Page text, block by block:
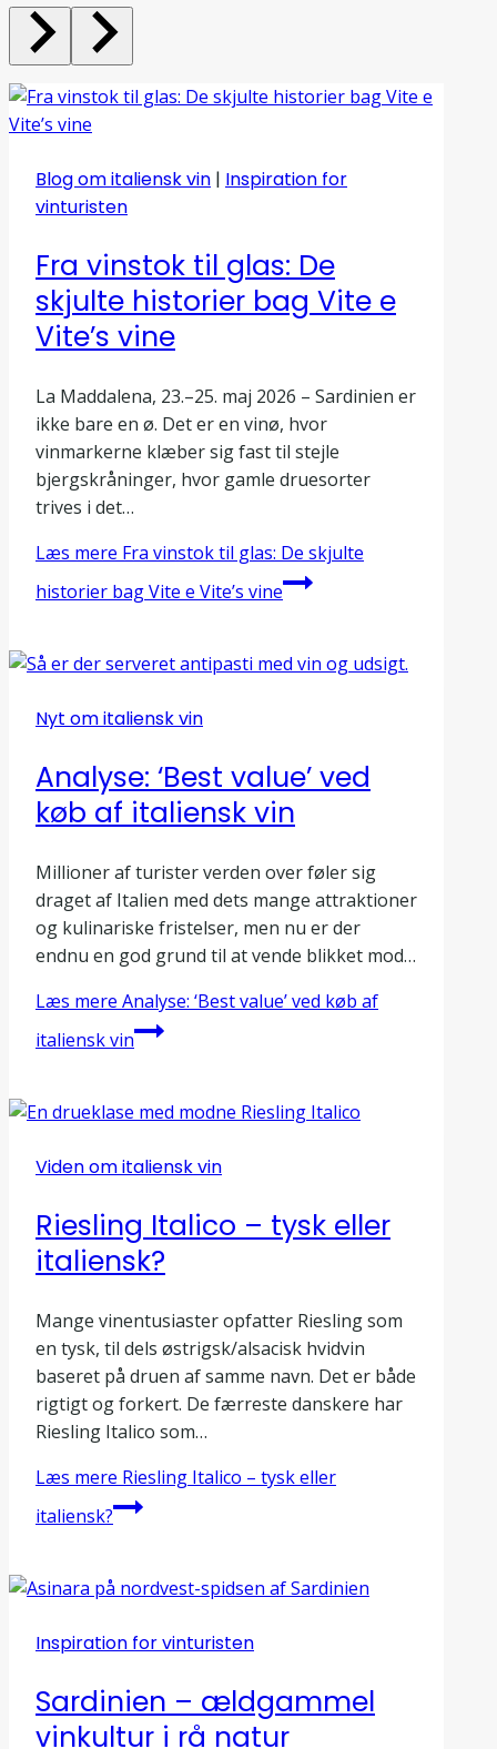
Blog om italiensk vin | Inspiration for
vinturisten
Fra vinstok til glas: De
skjulte historier bag Vite e
Vite’s vine
La Maddalena, 23.–25. maj 2026 – Sardinien er
ikke bare en ø. Det er en vinø, hvor
vinmarkerne klæber sig fast til stejle
bjergskråninger, hvor gamle druesorter
trives i det…
Læs mere Fra vinstok til glas: De skjulte
historier bag Vite e Vite’s vine
Nyt om italiensk vin
Analyse: ‘Best value’ ved
køb af italiensk vin
Millioner af turister verden over føler sig
draget af Italien med dets mange attraktioner
og kulinariske fristelser, men nu er der
endnu en god grund til at vende blikket mod…
Læs mere Analyse: ‘Best value’ ved køb af
italiensk vin
Viden om italiensk vin
Riesling Italico – tysk eller
italiensk?
Mange vinentusiaster opfatter Riesling som
en tysk, til dels østrigsk/alsacisk hvidvin
baseret på druen af samme navn. Det er både
rigtigt og forkert. De færreste danskere har
Riesling Italico som…
Læs mere Riesling Italico – tysk eller
italiensk?
Inspiration for vinturisten
Sardinien – ældgammel
vinkultur i rå natur